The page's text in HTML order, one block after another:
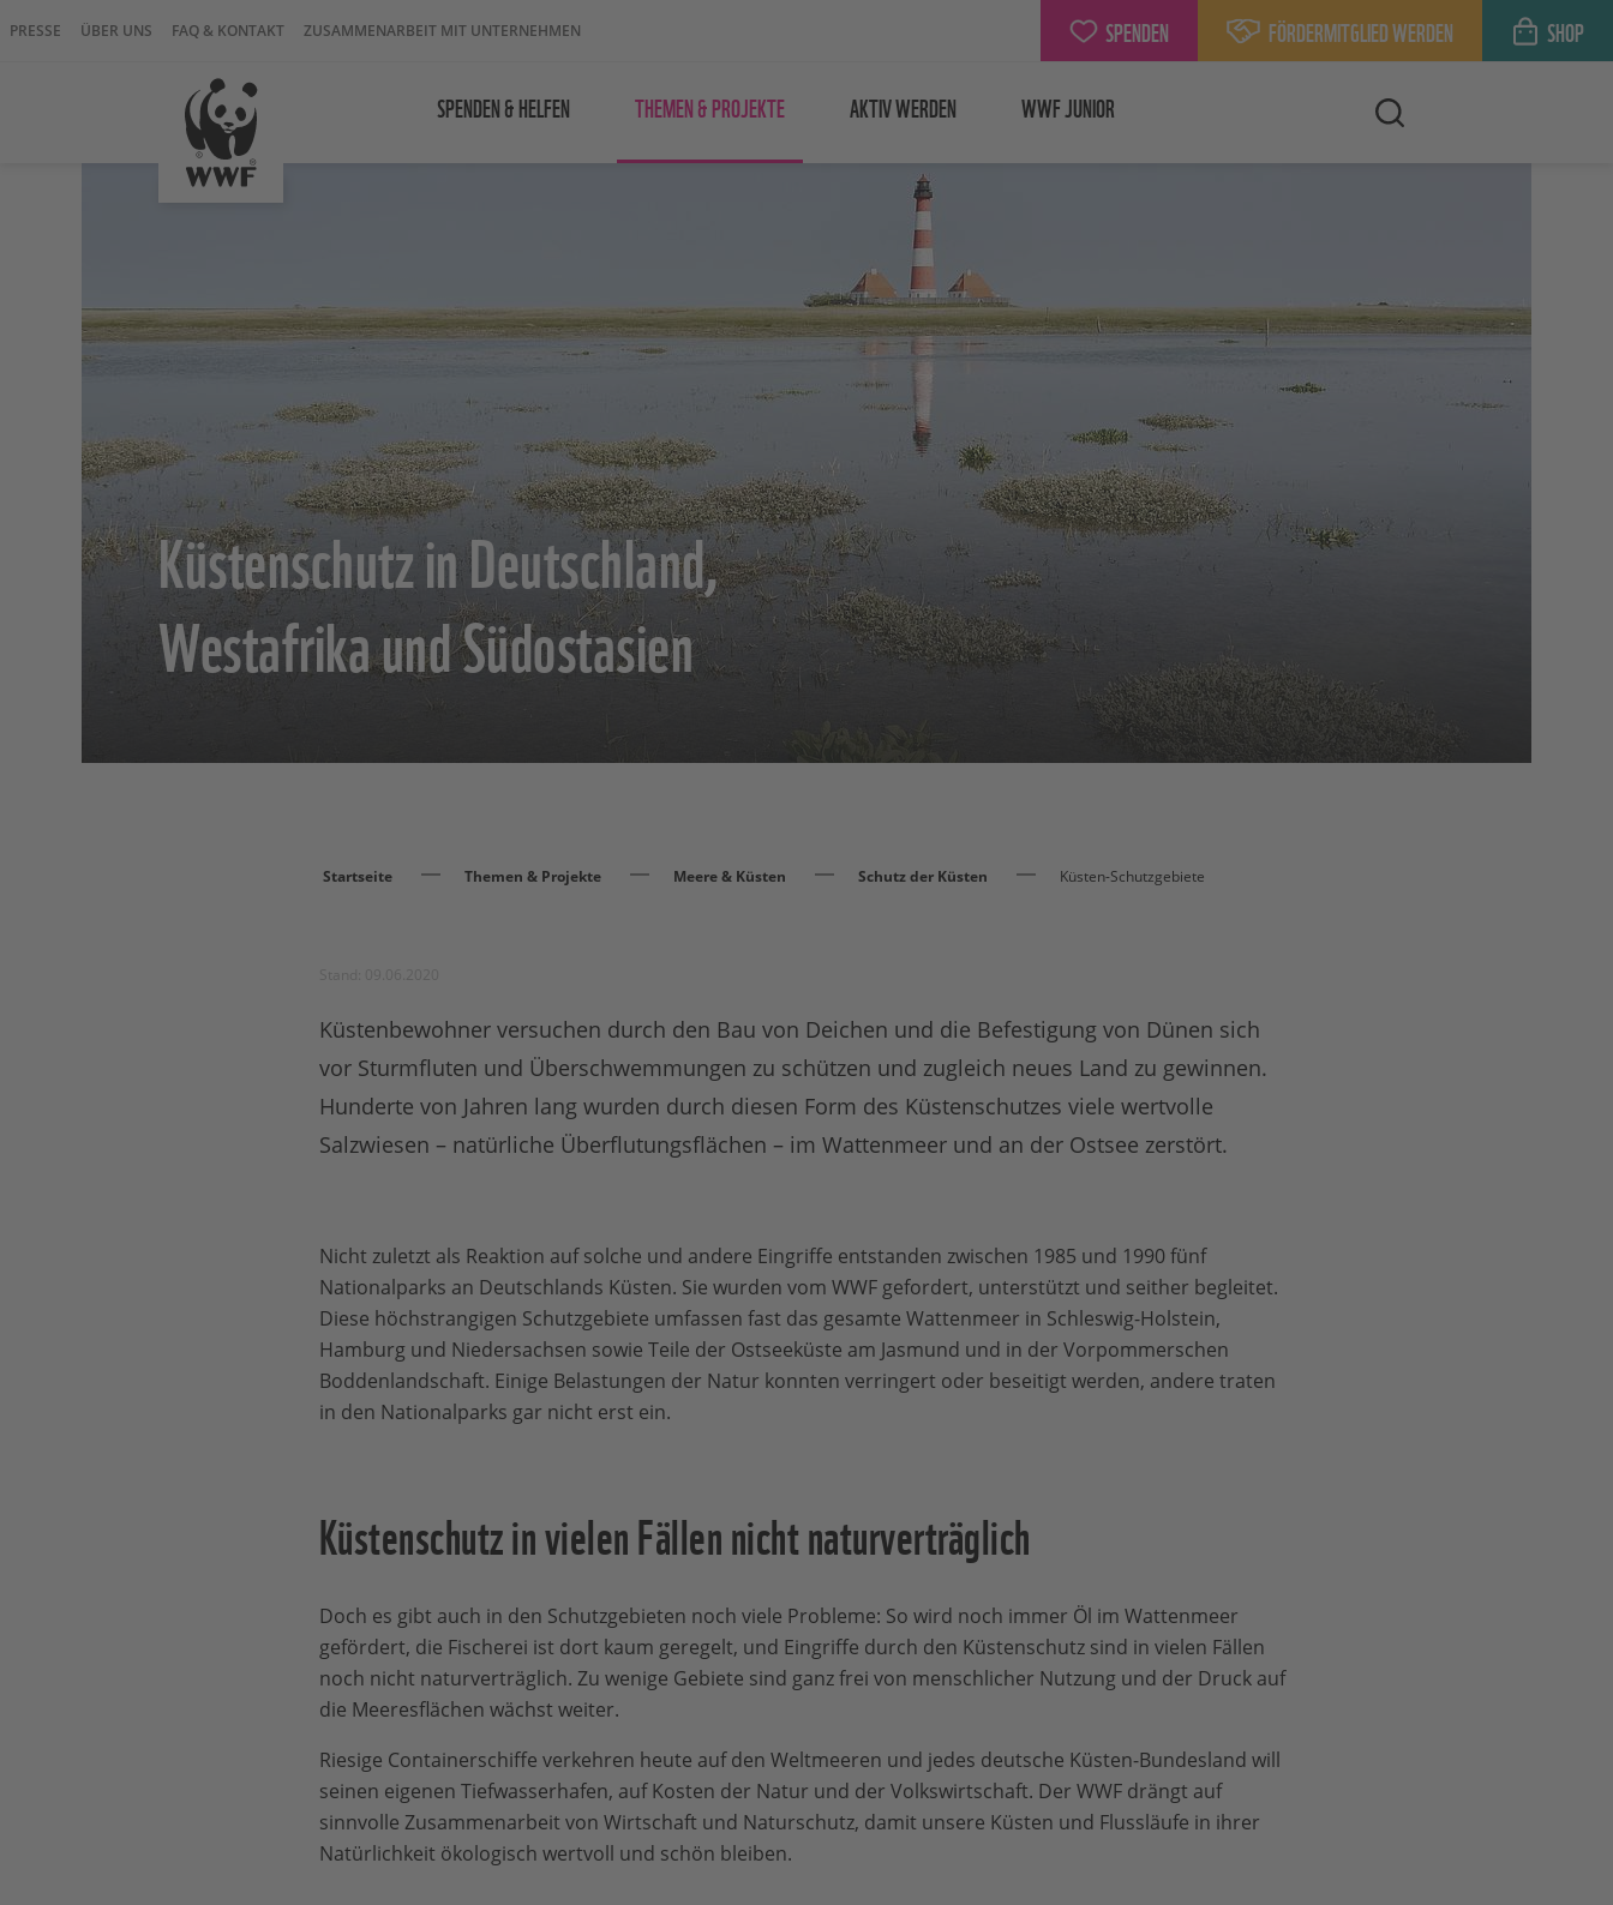
PRESSE ÜBER UNS FAQ & KONTAKT ZUSAMMENARBEIT MIT UNTERNEHMEN SPENDEN FÖRDERMITGLIED WERDEN SHOP
SPENDEN & HELFEN THEMEN & PROJEKTE AKTIV WERDEN WWF JUNIOR
Küstenschutz in Deutschland,
Westafrika und Südostasien
Startseite Themen & Projekte Meere & Küsten Schutz der Küsten Küsten-Schutzgebiete
Küstenbewohner versuchen durch den Bau von Deichen und die Befestigung von Dünen sich
vor Sturmfluten und Überschwemmungen zu schützen und zugleich neues Land zu gewinnen.
Hunderte von Jahren lang wurden durch diesen Form des Küstenschutzes viele wertvolle
Salzwiesen – natürliche Überflutungsflächen – im Wattenmeer und an der Ostsee zerstört.
Nicht zuletzt als Reaktion auf solche und andere Eingriffe entstanden zwischen 1985 und 1990 fünf
Nationalparks an Deutschlands Küsten. Sie wurden vom WWF gefordert, unterstützt und seither begleitet.
Diese höchstrangigen Schutzgebiete umfassen fast das gesamte Wattenmeer in Schleswig-Holstein,
Hamburg und Niedersachsen sowie Teile der Ostseeküste am Jasmund und in der Vorpommerschen
Boddenlandschaft. Einige Belastungen der Natur konnten verringert oder beseitigt werden, andere traten
in den Nationalparks gar nicht erst ein.
Küstenschutz in vielen Fällen nicht naturverträglich
Doch es gibt auch in den Schutzgebieten noch viele Probleme: So wird noch immer Öl im Wattenmeer
gefördert, die Fischerei ist dort kaum geregelt, und Eingriffe durch den Küstenschutz sind in vielen Fällen
noch nicht naturverträglich. Zu wenige Gebiete sind ganz frei von menschlicher Nutzung und der Druck auf
die Meeresflächen wächst weiter.
Riesige Containerschiffe verkehren heute auf den Weltmeeren und jedes deutsche Küsten-Bundesland will
seinen eigenen Tiefwasserhafen, auf Kosten der Natur und der Volkswirtschaft. Der WWF drängt auf
sinnvolle Zusammenarbeit von Wirtschaft und Naturschutz, damit unsere Küsten und Flussläufe in ihrer
Natürlichkeit ökologisch wertvoll und schön bleiben.